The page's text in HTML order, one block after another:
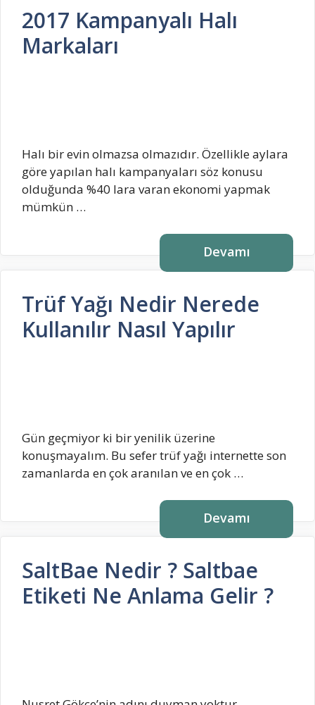
2017 Kampanyalı Halı
Markaları
Halı bir evin olmazsa olmazıdır. Özellikle aylara
göre yapılan halı kampanyaları söz konusu
olduğunda %40 lara varan ekonomi yapmak
mümkün …
Devamı
Trüf Yağı Nedir Nerede
Kullanılır Nasıl Yapılır
Gün geçmiyor ki bir yenilik üzerine
konuşmayalım. Bu sefer trüf yağı internette son
zamanlarda en çok aranılan ve en çok …
Devamı
SaltBae Nedir ? Saltbae
Etiketi Ne Anlama Gelir ?